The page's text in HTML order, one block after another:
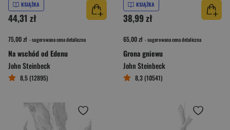
KSIĄŻKA
44,31 zł
75,00 zł - sugerowana cena detaliczna
Na wschód od Edenu
John Steinbeck
8,5 (12895)
KSIĄŻKA
38,99 zł
65,00 zł - sugerowana cena detaliczna
Grona gniewu
John Steinbeck
8,3 (10541)